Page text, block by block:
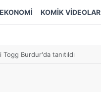
EKONOMİ KOMİK VİDEOLAR
Burdur'da tanıtıldı